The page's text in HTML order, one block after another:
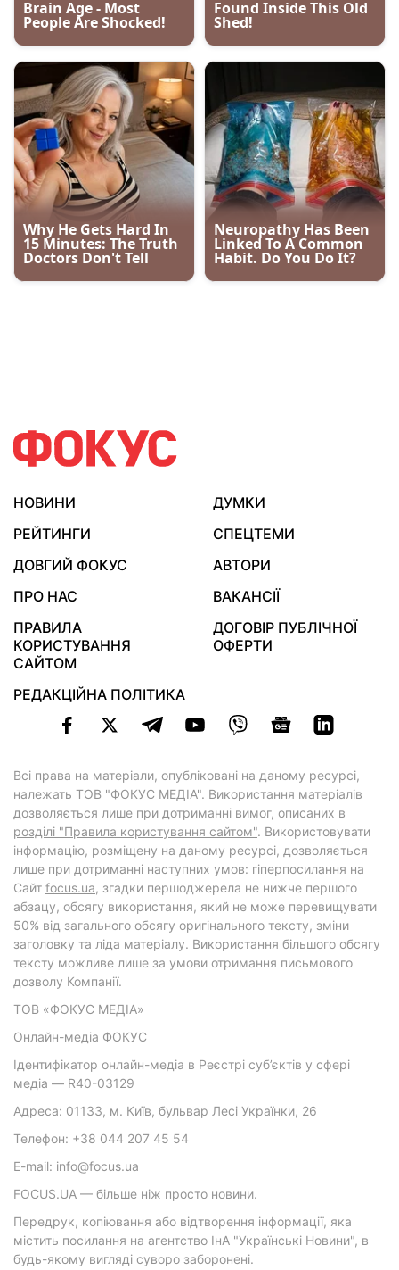
НОВИНИ
ДУМКИ
РЕЙТИНГИ
СПЕЦТЕМИ
ДОВГИЙ ФОКУС
АВТОРИ
ПРО НАС
ВАКАНСІЇ
ПРАВИЛА
КОРИСТУВАННЯ
САЙТОМ
ДОГОВІР ПУБЛІЧНОЇ
ОФЕРТИ
РЕДАКЦІЙНА ПОЛІТИКА
Всі права на матеріали, опубліковані на даному ресурсі,
належать ТОВ "ФОКУС МЕДІА". Використання матеріалів
дозволяється лише при дотриманні вимог, описаних в
розділі "Правила користування сайтом". Використовувати
інформацію, розміщену на даному ресурсі, дозволяється
лише при дотриманні наступних умов: гіперпосилання на
Cайт focus.ua, згадки першоджерела не нижче першого
абзацу, обсягу використання, який не може перевищувати
50% від загального обсягу оригінального тексту, зміни
заголовку та ліда матеріалу. Використання більшого обсягу
тексту можливе лише за умови отримання письмового
дозволу Компанії.
ТОВ «ФОКУС МЕДІА»
Онлайн-медіа ФОКУС
Ідентифікатор онлайн-медіа в Реєстрі суб’єктів у сфері
медіа — R40-03129
Адреса: 01133, м. Київ, бульвар Лесі Українки, 26
Телефон: +38 044 207 45 54
E-mail: info@focus.ua
FOCUS.UA — більше ніж просто новини.
Передрук, копіювання або відтворення інформації, яка
містить посилання на агентство ІнА "Українські Новини", в
будь-якому вигляді суворо заборонені.